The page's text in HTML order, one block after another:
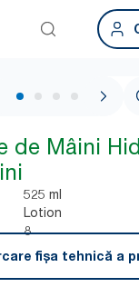
1 / 4
de Mâini
525 ml
Lotion
8
fișa tehnică a